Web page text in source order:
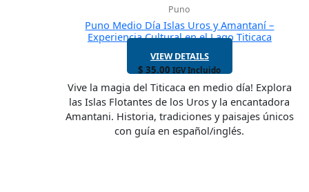
Puno
Puno Medio Día Islas Uros y Amantaní –
Experiencia Cultural en el Lago Titicaca
VIEW DETAILS
$ 35.00 IGV Incluido
Vive la magia del Titicaca en medio día! Explora
las Islas Flotantes de los Uros y la encantadora
Amantani. Historia, tradiciones y paisajes únicos
con guía en español/inglés.